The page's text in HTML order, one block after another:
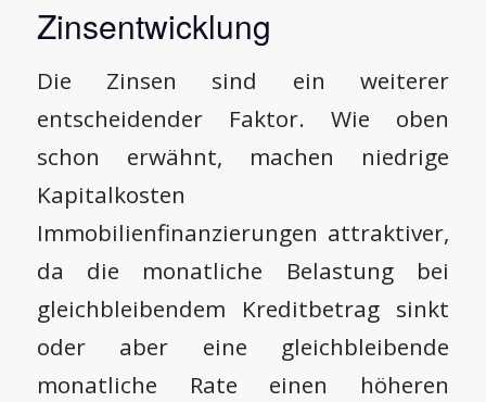
Zinsentwicklung
Die Zinsen sind ein weiterer
entscheidender Faktor. Wie oben
schon erwähnt, machen niedrige
Kapitalkosten
Immobilienfinanzierungen attraktiver,
da die monatliche Belastung bei
gleichbleibendem Kreditbetrag sinkt
oder aber eine gleichbleibende
monatliche Rate einen höheren